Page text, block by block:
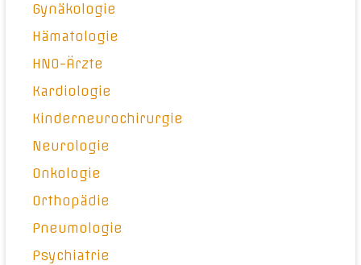
Gynäkologie
Hämatologie
HNO-Ärzte
Kardiologie
Kinderneurochirurgie
Neurologie
Onkologie
Orthopädie
Pneumologie
Psychiatrie